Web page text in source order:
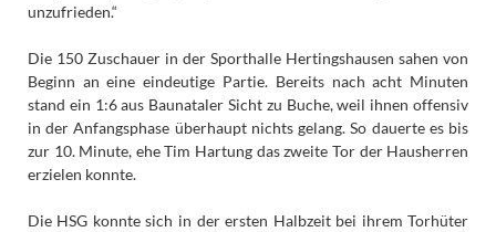
unzufrieden.“
Die 150 Zuschauer in der Sporthalle Hertingshausen sahen von
Beginn an eine eindeutige Partie. Bereits nach acht Minuten
stand ein 1:6 aus Baunataler Sicht zu Buche, weil ihnen offensiv
in der Anfangsphase überhaupt nichts gelang. So dauerte es bis
zur 10. Minute, ehe Tim Hartung das zweite Tor der Hausherren
erzielen konnte.
Die HSG konnte sich in der ersten Halbzeit bei ihrem Torhüter